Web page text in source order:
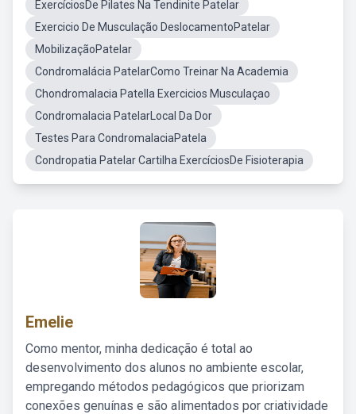
ExercíciosDe Pilates Na Tendinite Patelar
Exercicio De Musculação DeslocamentoPatelar
MobilizaçãoPatelar
Condromalácia PatelarComo Treinar Na Academia
Chondromalacia Patella Exercicios Musculaçao
Condromalacia PatelarLocal Da Dor
Testes Para CondromalaciaPatela
Condropatia Patelar Cartilha ExercíciosDe Fisioterapia
Emelie
Como mentor, minha dedicação é total ao
desenvolvimento dos alunos no ambiente escolar,
empregando métodos pedagógicos que priorizam
conexões genuínas e são alimentados por criatividade